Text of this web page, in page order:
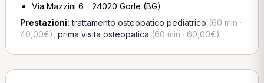
Via Mazzini 6 - 24020 Gorle (BG)
Prestazioni:trattamento osteopatico pediatrico (60 min ·
40,00€) prima visita osteopatica (60 min · 60,00€)